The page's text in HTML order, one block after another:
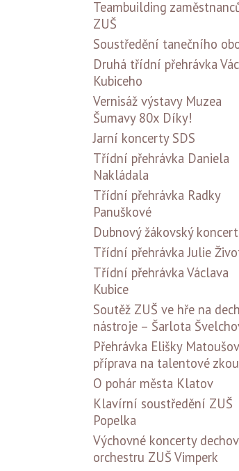
Teambuilding
ZUŠ
Soustředění tanečního
Druhá třídní přehrávka
Kubiceho
Vernisáž výstavy Muzea
Šumavy 80x Díky!
Jarní koncerty SDS
Třídní přehrávka Daniela
Nakládala
Třídní přehrávka Radky
Panuškové
Dubnový žákovský koncert
Třídní přehrávka Julie
Třídní přehrávka Václava
Kubice
Soutěž ZUŠ ve hře na
nástroje – Šarlota
Přehrávka Elišky
příprava na talentové
O pohár města Klatov
Klavírní soustředění ZUŠ
Popelka
Výchovné koncerty
orchestru ZUŠ Vimperk